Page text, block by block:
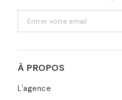
À PROPOS
L'agence